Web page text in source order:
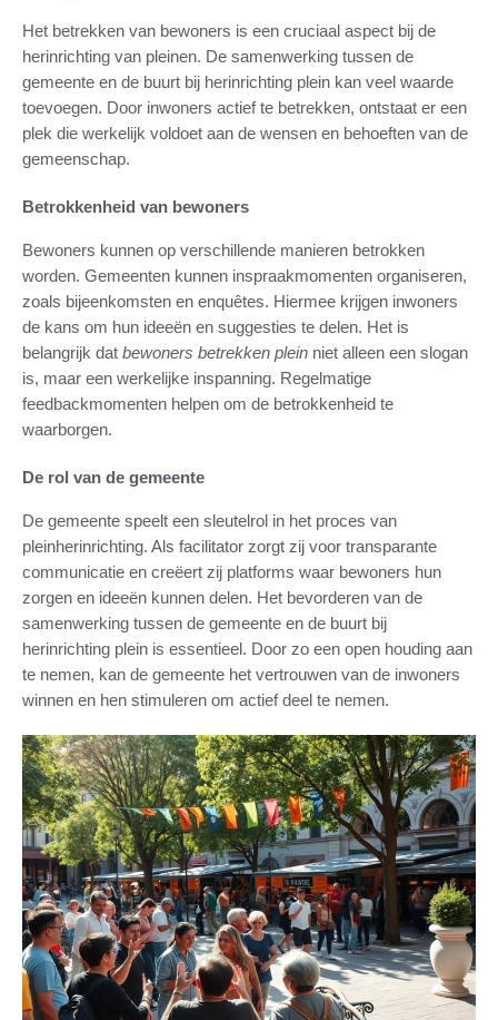
Het betrekken van bewoners is een cruciaal aspect bij de
herinrichting van pleinen. De samenwerking tussen de
gemeente en de buurt bij herinrichting plein kan veel waarde
toevoegen. Door inwoners actief te betrekken, ontstaat er een
plek die werkelijk voldoet aan de wensen en behoeften van de
gemeenschap.
Betrokkenheid van bewoners
Bewoners kunnen op verschillende manieren betrokken
worden. Gemeenten kunnen inspraakmomenten organiseren,
zoals bijeenkomsten en enquêtes. Hiermee krijgen inwoners
de kans om hun ideeën en suggesties te delen. Het is
belangrijk dat bewoners betrekken plein niet alleen een slogan
is, maar een werkelijke inspanning. Regelmatige
feedbackmomenten helpen om de betrokkenheid te
waarborgen.
De rol van de gemeente
De gemeente speelt een sleutelrol in het proces van
pleinherinrichting. Als facilitator zorgt zij voor transparante
communicatie en creëert zij platforms waar bewoners hun
zorgen en ideeën kunnen delen. Het bevorderen van de
samenwerking tussen de gemeente en de buurt bij
herinrichting plein is essentieel. Door zo een open houding aan
te nemen, kan de gemeente het vertrouwen van de inwoners
winnen en hen stimuleren om actief deel te nemen.